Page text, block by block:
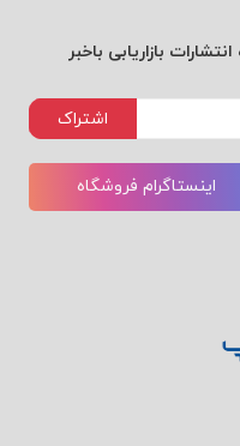
بازاریابی باخبر
اشتراک
اینستاگرام فروشگاه